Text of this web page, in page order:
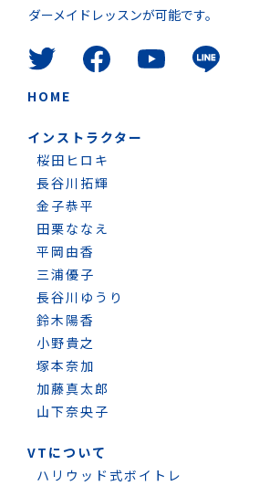
ダーメイドレッスンが可能です。
HOME
インストラクター
桜田ヒロキ
長谷川拓輝
金子恭平
田栗ななえ
平岡由香
三浦優子
長谷川ゆうり
鈴木陽香
小野貴之
塚本奈加
加藤真太郎
山下奈央子
VTについて
ハリウッド式ボイトレ